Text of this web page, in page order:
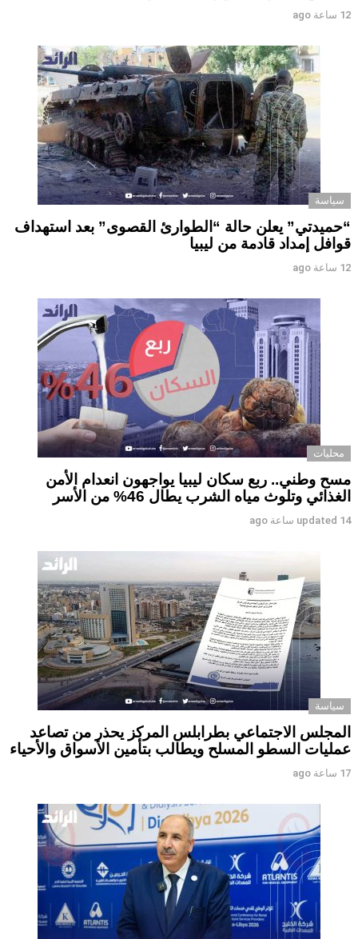
12 ساعة ago
سياسة
“حميدتي” يعلن حالة “الطوارئ القصوى” بعد استهداف
قوافل إمداد قادمة من ليبيا
12 ساعة ago
محليات
مسح وطني.. ربع سكان ليبيا يواجهون انعدام الأمن
الغذائي وتلوث مياه الشرب يطال 46% من الأسر
updated 14 ساعة ago
سياسة
المجلس الاجتماعي بطرابلس المركز يحذر من تصاعد
عمليات السطو المسلح ويطالب بتأمين الأسواق والأحياء
17 ساعة ago